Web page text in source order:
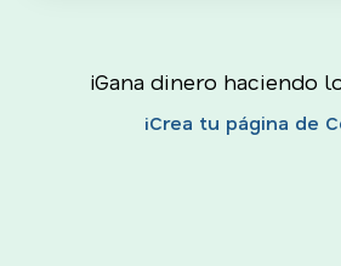
¡Gana dinero haciendo
¡Crea tu página de